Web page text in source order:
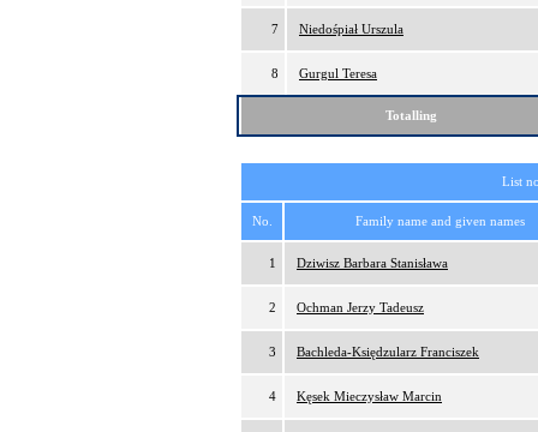
7 Niedośpiał Urszula
8 Gurgul Teresa
Totalling
List
No. Family name and given names
1 Dziwisz Barbara Stanisława
2 Ochman Jerzy Tadeusz
3 Bachleda-Księdzularz Franciszek
4 Kęsek Mieczysław Marcin